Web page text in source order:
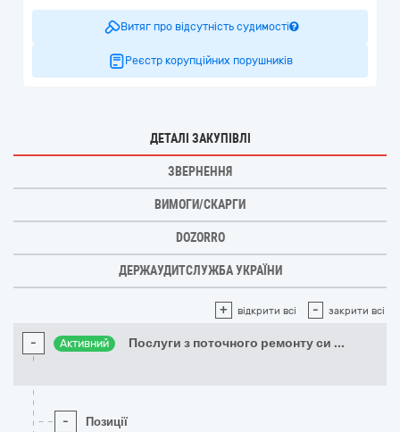
Витяг про відсутність судимості
Реєстр корупційних порушників
ДЕТАЛІ ЗАКУПІВЛІ
ЗВЕРНЕННЯ
ВИМОГИ/СКАРГИ
DOZORRO
ДЕРЖАУДИТСЛУЖБА УКРАЇНИ
+ відкрити всі - закрити всі
- Активний Послуги з поточного ремонту си ...
- Позиції